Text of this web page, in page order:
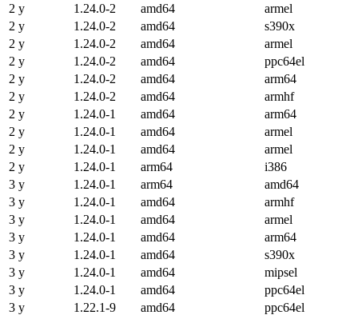
2 y
1.24.0-2 amd64
armel
2 y
1.24.0-2 amd64
s390x
2 y
1.24.0-2 amd64
armel
2 y
1.24.0-2 amd64
ppc64el
2 y
1.24.0-2 amd64
arm64
2 y
1.24.0-2 amd64
armhf
2 y
1.24.0-1 amd64
arm64
2 y
1.24.0-1 amd64
armel
2 y
1.24.0-1 amd64
armel
2 y
1.24.0-1 arm64
i386
3 y
1.24.0-1 arm64
amd64
3 y
1.24.0-1 amd64
armhf
3 y
1.24.0-1 amd64
armel
3 y
1.24.0-1 amd64
arm64
3 y
1.24.0-1 amd64
s390x
3 y
1.24.0-1 amd64
mipsel
3 y
1.24.0-1 amd64
ppc64el
3 y
1.22.1-9 amd64
ppc64el